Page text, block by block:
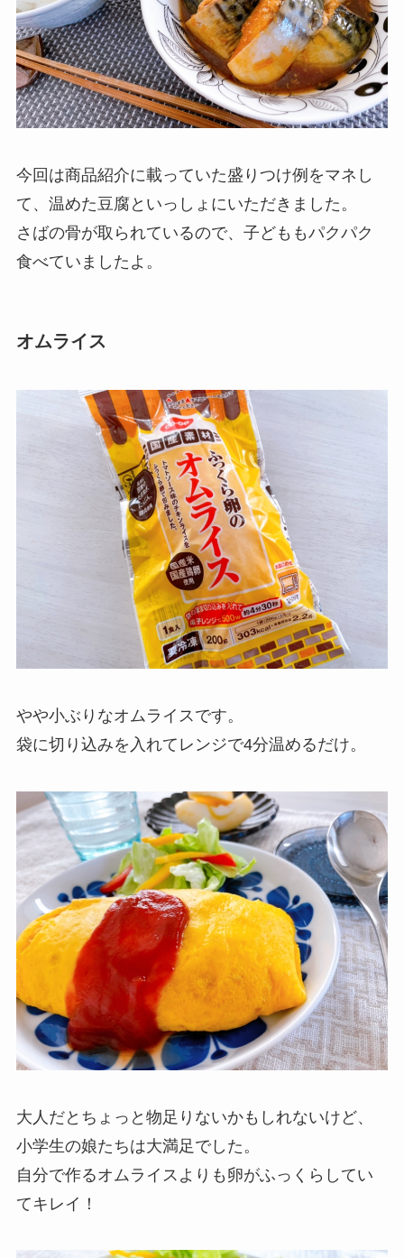
今回は商品紹介に載っていた盛りつけ例をマネし
て、温めた豆腐といっしょにいただきました。
さばの骨が取られているので、子どももパクパク
食べていましたよ。
オムライス
やや小ぶりなオムライスです。
袋に切り込みを入れてレンジで4分温めるだけ。
大人だとちょっと物足りないかもしれないけど、
小学生の娘たちは大満足でした。
自分で作るオムライスよりも卵がふっくらしてい
てキレイ！